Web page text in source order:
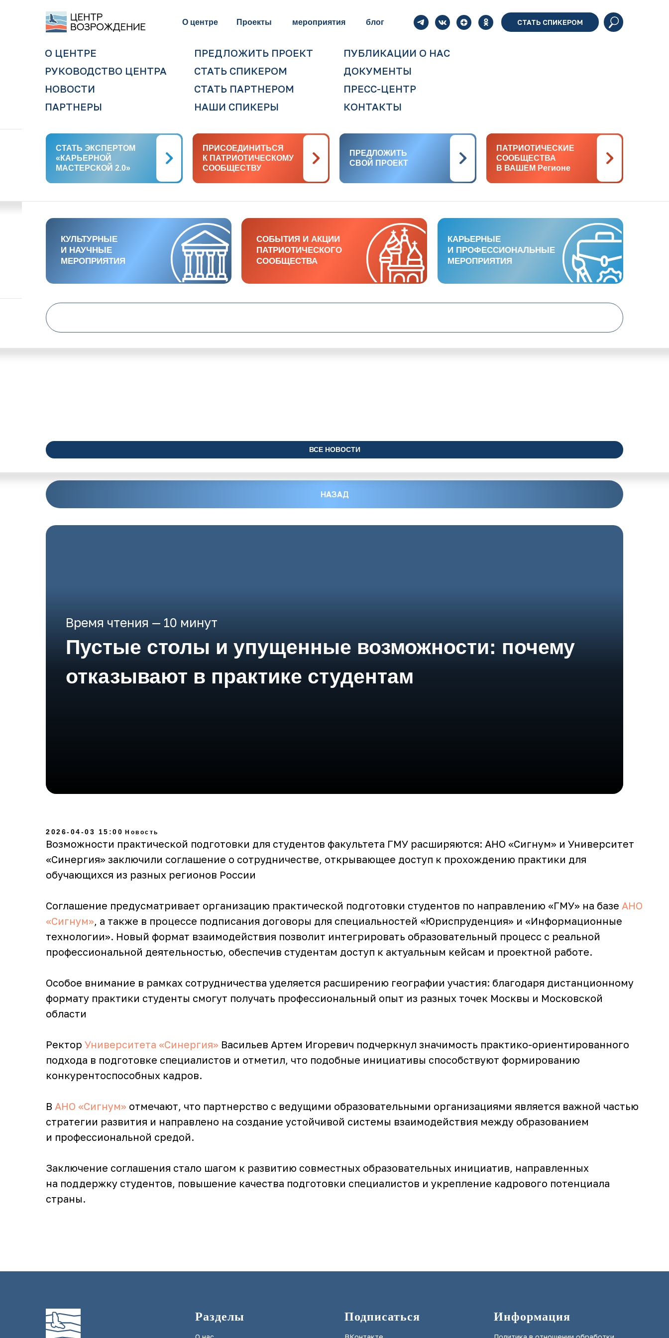
блог
мероприятия
Проекты
О центре СТАТЬ СПИКЕРОМ
ДОКУМЕНТЫ
О ЦЕНТРЕ
НОВОСТИ
РУКОВОДСТВО ЦЕНТРА
ПАРТНЕРЫ
СТАТЬ ПАРТНЕРОМ
СТАТЬ СПИКЕРОМ
ПРЕДЛОЖИТЬ ПРОЕКТ
НАШИ СПИКЕРЫ
ПУБЛИКАЦИИ О НАС
ПРЕСС-ЦЕНТР
КОНТАКТЫ
ПАТРИОТИЧЕСКИЕ
СООБЩЕСТВА
В ВАШЕМ Регионе
ПАТРИОТИЧЕСКИЕ
СООБЩЕСТВА
В ВАШЕМ Регионе
ПРЕДЛОЖИТЬ
СВОЙ ПРОЕКТ
ПРЕДЛОЖИТЬ
СВОЙ ПРОЕКТ
ПРИСОЕДИНИТЬСЯ
К ПАТРИОТИЧЕСКОМУ
СООБЩЕСТВУ
ПРИСОЕДИНИТЬСЯ
К ПАТРИОТИЧЕСКОМУ
СООБЩЕСТВУ
СТАТЬ ЭКСПЕРТОМ
«КАРЬЕРНОЙ
МАСТЕРСКОЙ 2.0»
СТАТЬ ЭКСПЕРТОМ
«КАРЬЕРНОЙ
МАСТЕРСКОЙ 2.0»
КАРЬЕРНЫЕ
И ПРОФЕССИОНАЛЬНЫЕ
МЕРОПРИЯТИЯ
КАРЬЕРНЫЕ
И ПРОФЕССИОНАЛЬНЫЕ
МЕРОПРИЯТИЯ
СОБЫТИЯ И АКЦИИ
ПАТРИОТИЧЕСКОГО
СООБЩЕСТВА
СОБЫТИЯ И АКЦИИ
ПАТРИОТИЧЕСКОГО
СООБЩЕСТВА
КУЛЬТУРНЫЕ
И НАУЧНЫЕ
МЕРОПРИЯТИЯ
КУЛЬТУРНЫЕ
И НАУЧНЫЕ
МЕРОПРИЯТИЯ
ВСЕ НОВОСТИ
НАЗАД
Время чтения — 10 минут
Пустые столы и упущенные возможности: почему
отказывают в практике студентам
2026-04-03 15:00 Новость
Возможности практической подготовки для студентов факультета ГМУ расширяются: АНО «Сигнум» и Университет
«Синергия» заключили соглашение о сотрудничестве, открывающее доступ к прохождению практики для
обучающихся из разных регионов России
Соглашение предусматривает организацию практической подготовки студентов по направлению «ГМУ» на базе АНО
«Сигнум», а также в процессе подписания договоры для специальностей «Юриспруденция» и «Информационные
технологии». Новый формат взаимодействия позволит интегрировать образовательный процесс с реальной
профессиональной деятельностью, обеспечив студентам доступ к актуальным кейсам и проектной работе.
Особое внимание в рамках сотрудничества уделяется расширению географии участия: благодаря дистанционному
формату практики студенты смогут получать профессиональный опыт из разных точек Москвы и Московской
области
Ректор Университета «Синергия» Васильев Артем Игоревич подчеркнул значимость практико-ориентированного
подхода в подготовке специалистов и отметил, что подобные инициативы способствуют формированию
конкурентоспособных кадров.
В АНО «Сигнум» отмечают, что партнерство с ведущими образовательными организациями является важной частью
стратегии развития и направлено на создание устойчивой системы взаимодействия между образованием
и профессиональной средой.
Заключение соглашения стало шагом к развитию совместных образовательных инициатив, направленных
на поддержку студентов, повышение качества подготовки специалистов и укрепление кадрового потенциала
страны.
Разделы Подписаться Информация